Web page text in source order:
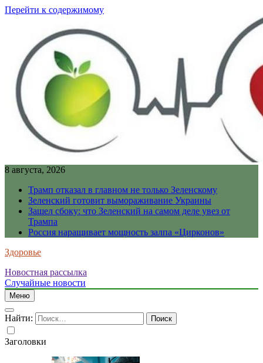
Перейти к содержимому
8 августа, 2026
Трамп отказал в главном не только Зеленскому
Зеленский готовит вымораживание Украины
Зашел сбоку: что Зеленский на самом деле увез от
Трампа
Россия наращивает мощность залпа «Цирконов»
Здоровье
Новостная рассылка
Случайные новости
Меню
Найти:
Заголовки